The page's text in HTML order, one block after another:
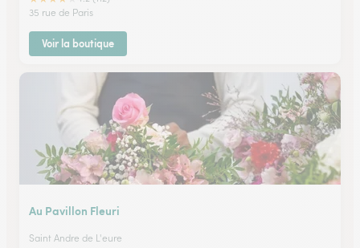
35 rue de Paris
Voir la boutique
Au Pavillon Fleuri
Saint Andre de L'eure